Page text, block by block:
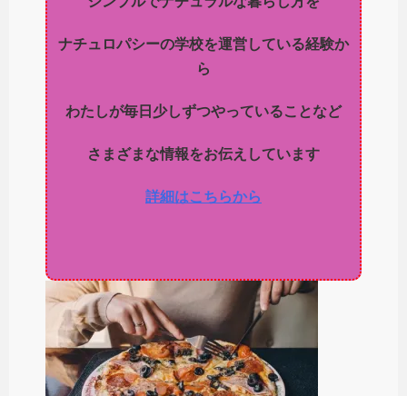
ナチュロパシーの学校を運営している経験か
ら
わたしが毎日少しずつやっていることなど
さまざまな情報をお伝えしています
詳細はこちらから